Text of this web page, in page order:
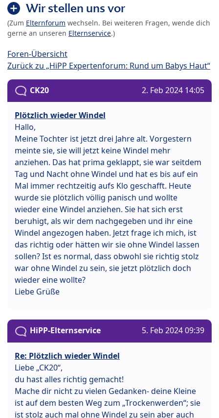
Wir stellen uns vor
(Zum Elternforum wechseln. Bei weiteren Fragen, wende dich
gerne an unseren Elternservice.)
Foren-Übersicht
Zurück zu „HiPP Expertenforum: Rund um Babys Haut“
CK20 2. Feb 2024 14:05
Plötzlich wieder Windel
Hallo,
Meine Tochter ist jetzt drei Jahre alt. Vorgestern
meinte sie, sie will jetzt keine Windel mehr
anziehen. Das hat prima geklappt, sie war seitdem
Tag und Nacht ohne Windel und hat es bis auf ein
Mal immer rechtzeitig aufs Klo geschafft. Heute
wurde sie plötzlich völlig panisch und wollte
wieder eine Windel anziehen. Sie hat sich erst
beruhigt, als wir dem nachgegeben und ihr eine
Windel angezogen haben. Jetzt frage ich mich, ist
das richtig oder hätten wir sie ohne Windel lassen
sollen? Ist es normal, dass obwohl sie richtig stolz
war ohne Windel zu sein, sie jetzt plötzlich doch
wieder eine wollte?
Liebe Grüße
HiPP-Elternservice 5. Feb 2024 09:39
Re: Plötzlich wieder Windel
Liebe „CK20“,
du hast alles richtig gemacht!
Mache dir nicht zu vielen Gedanken- deine Kleine
ist auf dem besten Weg zum „Trockenwerden“; sie
ist stolz auch mal ohne Windel zu sein aber auch